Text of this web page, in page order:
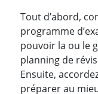
Tout d’abord,
programme
pouvoir la ou le
planning de
Ensuite,
préparer au